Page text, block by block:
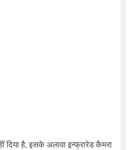
दिया है, इसके अलावा इन्फ्रारेड कैमरा